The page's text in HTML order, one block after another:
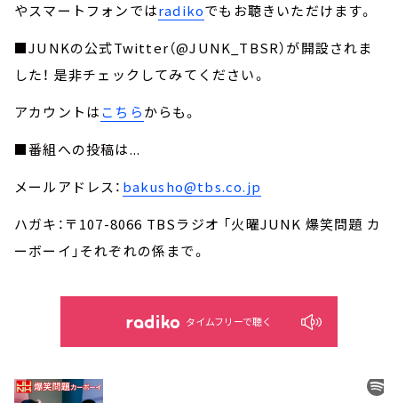
やスマートフォンではradikoでもお聴きいただけます。
■JUNKの公式Twitter（@JUNK_TBSR）が開設されま
した！ 是非チェックしてみてください。
アカウントはこちらからも。
■番組への投稿は...
メールアドレス： bakusho@tbs.co.jp
ハガキ：〒107-8066 TBSラジオ 「火曜JUNK 爆笑問題 カ
ーボーイ」それぞれの係まで。
タイムフリーで聴く